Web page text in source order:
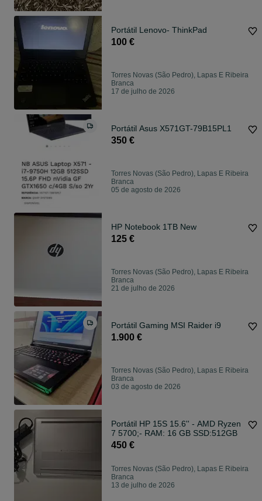
Portátil Lenovo- ThinkPad
100 €
Torres Novas (São Pedro), Lapas E Ribeira
Branca
17 de julho de 2026
Portátil Asus X571GT-79B15PL1
350 €
Torres Novas (São Pedro), Lapas E Ribeira
Branca
05 de agosto de 2026
HP Notebook 1TB New
125 €
Torres Novas (São Pedro), Lapas E Ribeira
Branca
21 de julho de 2026
Portátil Gaming MSI Raider i9
1.900 €
Torres Novas (São Pedro), Lapas E Ribeira
Branca
03 de agosto de 2026
Portátil HP 15S 15.6'' - AMD Ryzen
7 5700;- RAM: 16 GB SSD:512GB
450 €
Torres Novas (São Pedro), Lapas E Ribeira
Branca
13 de julho de 2026